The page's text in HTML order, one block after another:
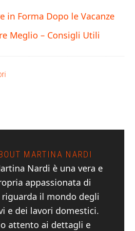
in Forma Dopo le Vacanze
Meglio – Consigli Utili
MARTINA NARDI
Nardi è una vera e
appassionata di
il mondo degli
e dei lavori domestici.
attento ai dettagli e